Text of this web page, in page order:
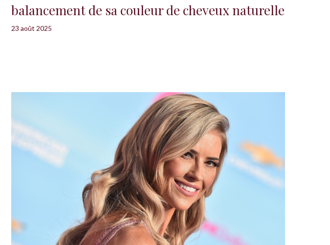
balancement de sa couleur de cheveux naturelle
23 août 2025